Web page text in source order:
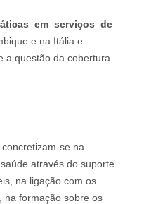
em serviços de
e na Itália e
a questão da cobertura
se na
através do suporte
na ligação com os
na formação sobre os